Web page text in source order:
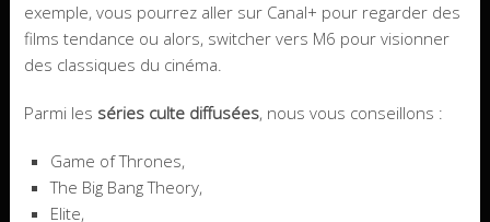
exemple, vous pourrez aller sur Canal+ pour regarder des
films tendance ou alors, switcher vers M6 pour visionner
des classiques du cinéma.
Parmi les séries culte diffusées, nous vous conseillons :
Game of Thrones,
The Big Bang Theory,
Elite,